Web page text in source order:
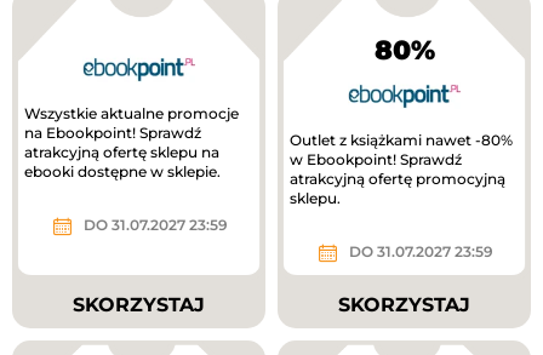
Wszystkie aktualne promocje
na Ebookpoint! Sprawdź
atrakcyjną ofertę sklepu na
ebooki dostępne w sklepie.
DO 31.07.2027 23:59
SKORZYSTAJ
80%
Outlet z książkami nawet -80%
w Ebookpoint! Sprawdź
atrakcyjną ofertę promocyjną
sklepu.
DO 31.07.2027 23:59
SKORZYSTAJ